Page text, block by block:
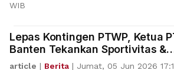
WIB
Lepas Kontingen PTWP, Ketua
Banten Tekankan Sportivitas &
Jaga Nama Baik Institusi
article | Berita | Jumat, 05 Jun 2026